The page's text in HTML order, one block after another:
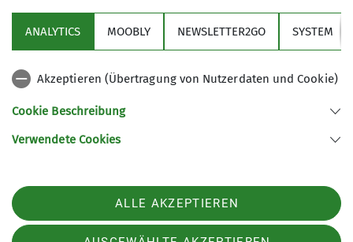
Links
Unsere Sektion
83624 Otterfing
Telefon +4980247391
ANALYTICS MOOBLY NEWSLETTER2GO SYSTEM
Akzeptieren (Übertragung von Nutzerdaten und Cookie)
Cookie Beschreibung
Verwendete Cookies
ALLE AKZEPTIEREN